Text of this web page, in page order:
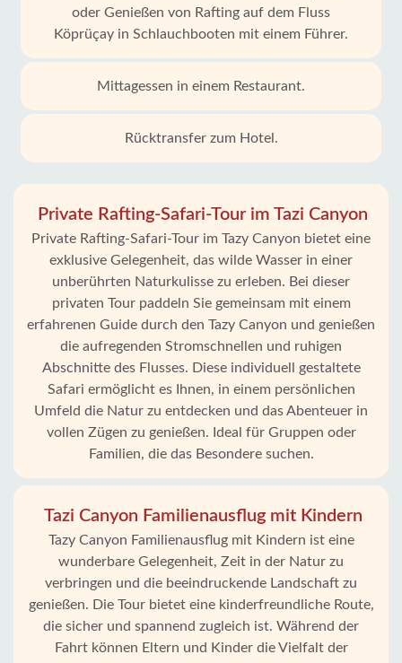
oder Genießen von Rafting auf dem Fluss
Köprüçay in Schlauchbooten mit einem Führer.
Mittagessen in einem Restaurant.
Rücktransfer zum Hotel.
Private Rafting-Safari-Tour im Tazi Canyon
Private Rafting-Safari-Tour im Tazy Canyon bietet eine
exklusive Gelegenheit, das wilde Wasser in einer
unberührten Naturkulisse zu erleben. Bei dieser
privaten Tour paddeln Sie gemeinsam mit einem
erfahrenen Guide durch den Tazy Canyon und genießen
die aufregenden Stromschnellen und ruhigen
Abschnitte des Flusses. Diese individuell gestaltete
Safari ermöglicht es Ihnen, in einem persönlichen
Umfeld die Natur zu entdecken und das Abenteuer in
vollen Zügen zu genießen. Ideal für Gruppen oder
Familien, die das Besondere suchen.
Tazi Canyon Familienausflug mit Kindern
Tazy Canyon Familienausflug mit Kindern ist eine
wunderbare Gelegenheit, Zeit in der Natur zu
verbringen und die beeindruckende Landschaft zu
genießen. Die Tour bietet eine kinderfreundliche Route,
die sicher und spannend zugleich ist. Während der
Fahrt können Eltern und Kinder die Vielfalt der